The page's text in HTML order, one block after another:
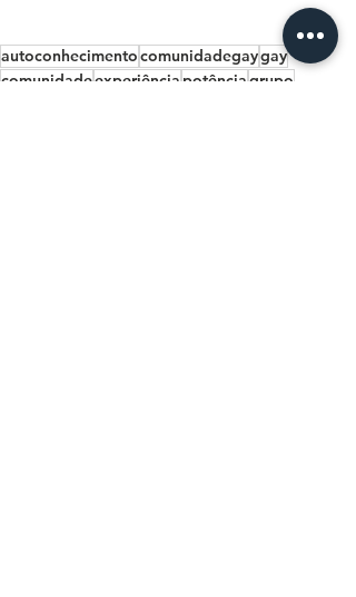
autoconhecimentocomunidadegaygay
comunidadeexperiência potênciagrupo